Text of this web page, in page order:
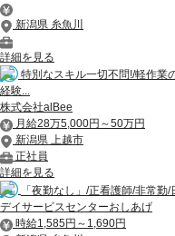
新潟県 糸魚川
詳細を見る
特別なスキル一切不問!/軽作業
経験...
株式会社alBee
月給28万5,000円～50万円
新潟県 上越市
正社員
詳細を見る
「夜勤なし」/正看護師/非常
デイサービスセンターおしあげ
時給1,585円～1,690円